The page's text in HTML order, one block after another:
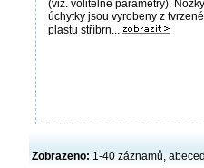
(viz. volitelné parametry).
úchytky jsou vyrobeny z
plastu stříbrn...
Zobrazeno: 1-40 záznamů,